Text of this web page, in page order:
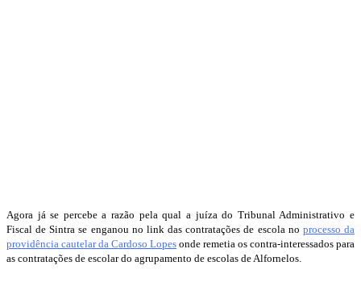
Agora já se percebe a razão pela qual a juíza do Tribunal Administrativo e
Fiscal de Sintra se enganou no link das contratações de escola no processo da
providência cautelar da Cardoso Lopes onde remetia os contra-interessados para
as contratações de escolar do agrupamento de escolas de Alfornelos.